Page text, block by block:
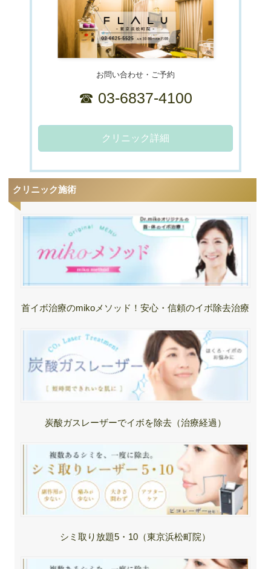
お問い合わせ・ご予約
☎ 03-6837-4100
クリニック詳細
クリニック施術
首イボ治療のmikoメソッド！安心・信頼のイボ除去治療
炭酸ガスレーザーでイボを除去（治療経過）
シミ取り放題5・10（東京浜松町院）